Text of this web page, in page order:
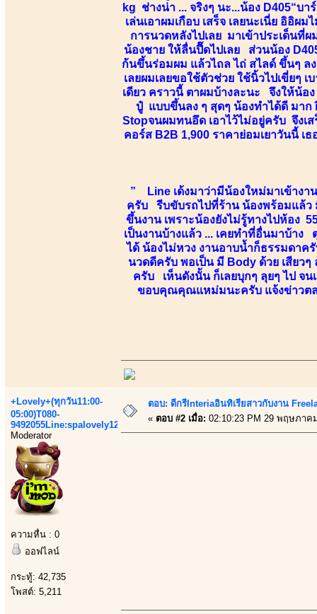
kg ช่างน่า ... จริงๆ นะ...น้อง D405“บ
เล่นเอาผมเกือบ เสร็จ เลยนะเนี่ย อิอิ
การนวดหลังไปเลย มาเข้าประเด็นที่
น้องชาย ให้ลื่นปื๊ดไปเลย ส่วนน้อง
ก้นขึ้นร่อมผม แล้วไถล ไถ่ สไลด์ ขึ้นๆ ล
เลยผมเลยขอใช้ตัวช่วย ใช้นิ้วไปเขี่ยๆ เ
เดียว คราวนี้ ตาผมบ้างละนะ จึงให้น้อ
ปู๋ แบบขึ้นลง ๆ สุดๆ น้องทำได้ดี มาก
Stopจนผมทนอึด เอาไว้ไม่อยู่ครับ จึงเ
คอร์ส B2B 1,900 ราคาย่อมเยาวันนี้
” Line เด้งมาว่ามีน้องใหม่มาเข้างา
ครับ รีบขับรถไปที่ร้าน น้องพร้อมแล้ว
ขึ้นงาน เพราะน้องยังไม่รู้ทางไปห้อง
เป็นงานบ้างแล้ว ... เคยทำที่อื่นมาบ้า
ได้ น้องไม่หวง งานอาบน้ำก็ธรรมดาค
นวดดีครับ พอเป็น มี Body ด้วย เสียว
ครับ เห็นดังนั้น ก็เลยบุกๆ ลุยๆ ไป จ
ขอบคุณคุณแหม่มนะครับ แจ้งข่าวตล
+Lovely+(ทุกวัน11:00-
05:00)T080-
9492055Line:spalovely123
Moderator
ความหื่น : 0
ออฟไลน์
กระทู้: 42,735
โพสต์: 5,211
ตอบ: ดีกรีInteriaอินทิเรียสาวกับงาน
« ตอบ #2 เมื่อ: 02:10:23 PM 29 พฤษภาค